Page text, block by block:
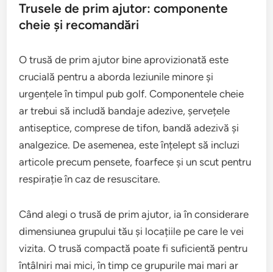
Trusele de prim ajutor: componente
cheie și recomandări
O trusă de prim ajutor bine aprovizionată este
crucială pentru a aborda leziunile minore și
urgențele în timpul pub golf. Componentele cheie
ar trebui să includă bandaje adezive, șervețele
antiseptice, comprese de tifon, bandă adezivă și
analgezice. De asemenea, este înțelept să incluzi
articole precum pensete, foarfece și un scut pentru
respirație în caz de resuscitare.
Când alegi o trusă de prim ajutor, ia în considerare
dimensiunea grupului tău și locațiile pe care le vei
vizita. O trusă compactă poate fi suficientă pentru
întâlniri mai mici, în timp ce grupurile mai mari ar